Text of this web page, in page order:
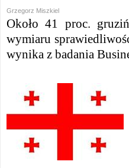
Grzegorz Miszkiel
Około 41 proc.
wymiaru
wynika z badania